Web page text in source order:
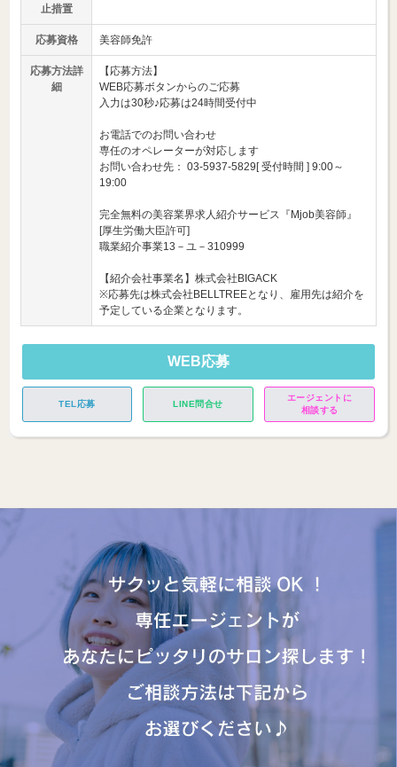
止措置
応募資格 美容師免許
応募方法詳
細
【応募方法】
WEB応募ボタンからのご応募
入力は30秒♪応募は24時間受付中
お電話でのお問い合わせ
専任のオペレーターが対応します
お問い合わせ先： 03-5937-5829[ 受付時間 ] 9:00～
19:00
完全無料の美容業界求人紹介サービス『Mjob美容師』
[厚生労働大臣許可]
職業紹介事業13－ユ－310999
【紹介会社事業名】株式会社BIGACK
※応募先は株式会社BELLTREEとなり、雇用先は紹介を
予定している企業となります。
WEB応募
TEL応募 LINE問合せ
エージェントに
相談する